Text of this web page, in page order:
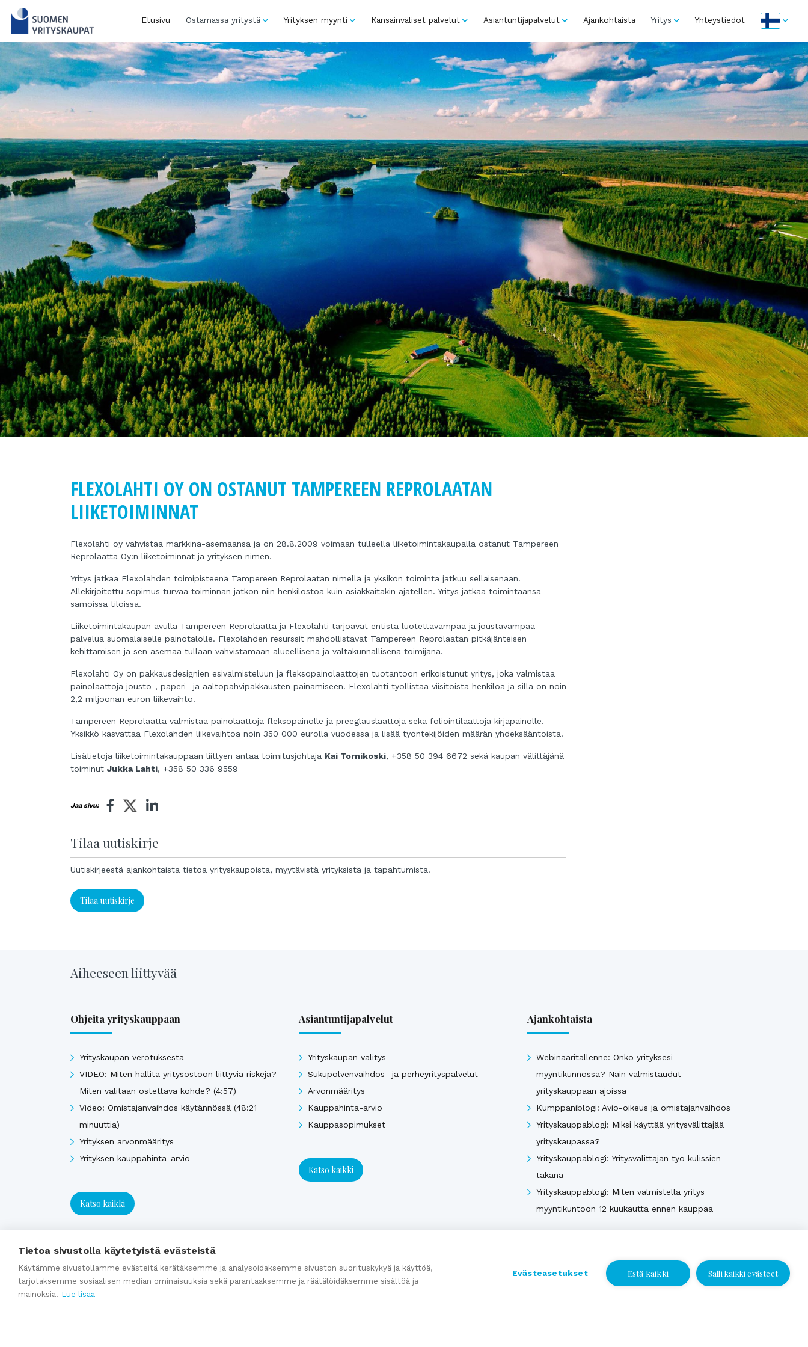
Etusivu Ostamassa yritystä Yrityksen myynti Kansainväliset palvelut Asiantuntijapalvelut Ajankohtaista Yritys Yhteystiedot
FLEXOLAHTI OY ON OSTANUT TAMPEREEN REPROLAATAN
LIIKETOIMINNAT
Flexolahti oy vahvistaa markkina-asemaansa ja on 28.8.2009 voimaan tulleella liiketoimintakaupalla ostanut Tampereen
Reprolaatta Oy:n liiketoiminnat ja yrityksen nimen.
Yritys jatkaa Flexolahden toimipisteenä Tampereen Reprolaatan nimellä ja yksikön toiminta jatkuu sellaisenaan.
Allekirjoitettu sopimus turvaa toiminnan jatkon niin henkilöstöä kuin asiakkaitakin ajatellen. Yritys jatkaa toimintaansa
samoissa tiloissa.
Liiketoimintakaupan avulla Tampereen Reprolaatta ja Flexolahti tarjoavat entistä luotettavampaa ja joustavampaa
palvelua suomalaiselle painotalolle. Flexolahden resurssit mahdollistavat Tampereen Reprolaatan pitkäjänteisen
kehittämisen ja sen asemaa tullaan vahvistamaan alueellisena ja valtakunnallisena toimijana.
Flexolahti Oy on pakkausdesignien esivalmisteluun ja fleksopainolaattojen tuotantoon erikoistunut yritys, joka valmistaa
painolaattoja jousto-, paperi- ja aaltopahvipakkausten painamiseen. Flexolahti työllistää viisitoista henkilöä ja sillä on noin
2,2 miljoonan euron liikevaihto.
Tampereen Reprolaatta valmistaa painolaattoja fleksopainolle ja preeglauslaattoja sekä foliointilaattoja kirjapainolle.
Yksikkö kasvattaa Flexolahden liikevaihtoa noin 350 000 eurolla vuodessa ja lisää työntekijöiden määrän yhdeksääntoista.
Lisätietoja liiketoimintakauppaan liittyen antaa toimitusjohtaja Kai Tornikoski, +358 50 394 6672 sekä kaupan välittäjänä
toiminut Jukka Lahti, +358 50 336 9559
Jaa sivu:
Tilaa uutiskirje
Uutiskirjeestä ajankohtaista tietoa yrityskaupoista, myytävistä yrityksistä ja tapahtumista.
Tilaa uutiskirje
Aiheeseen liittyvää
Ohjeita yrityskauppaan
Yrityskaupan verotuksesta
VIDEO: Miten hallita yritysostoon liittyviä riskejä?
Miten valitaan ostettava kohde? (4:57)
Video: Omistajanvaihdos käytännössä (48:21
minuuttia)
Yrityksen arvonmääritys
Yrityksen kauppahinta-arvio
Katso kaikki
Asiantuntijapalvelut
Yrityskaupan välitys
Sukupolvenvaihdos- ja perheyrityspalvelut
Arvonmääritys
Kauppahinta-arvio
Kauppasopimukset
Katso kaikki
Ajankohtaista
Webinaaritallenne: Onko yrityksesi
myyntikunnossa? Näin valmistaudut
yrityskauppaan ajoissa
Kumppaniblogi: Avio-oikeus ja omistajanvaihdos
Yrityskauppablogi: Miksi käyttää yritysvälittäjää
yrityskaupassa?
Yrityskauppablogi: Yritysvälittäjän työ kulissien
takana
Yrityskauppablogi: Miten valmistella yritys
myyntikuntoon 12 kuukautta ennen kauppaa
Tietoa sivustolla käytetyistä evästeistä
Käytämme sivustollamme evästeitä kerätäksemme ja analysoidaksemme sivuston suorituskykyä ja käyttöä,
tarjotaksemme sosiaalisen median ominaisuuksia sekä parantaaksemme ja räätälöidäksemme sisältöä ja
mainoksia. Lue lisää
Evästeasetukset Estä kaikki Salli kaikki evästeet